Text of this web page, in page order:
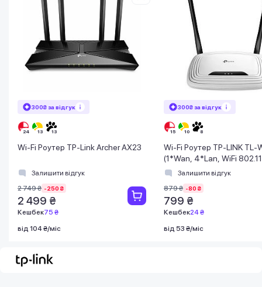
300₴ за відгук
Wi-Fi Роутер TP-Link Archer AX23
Залишити відгук
2 749 ₴ -250 ₴
2 499 ₴
Кешбек75 ₴
від 104 ₴/міс
300₴ за відгук
Wi-Fi Роутер TP-LINK TL-
(1*Wan, 4*Lan, WiFi
антени) (TL-WR841N)
Залишити відгук
879 ₴ -80 ₴
799 ₴
Кешбек24 ₴
від 53 ₴/міс